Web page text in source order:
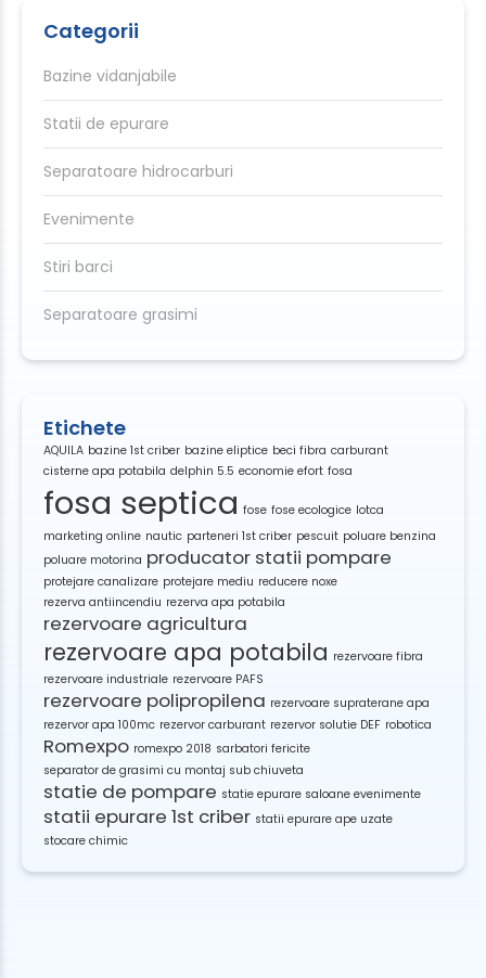
Categorii
Bazine vidanjabile
Statii de epurare
Separatoare hidrocarburi
Evenimente
Stiri barci
Separatoare grasimi
Etichete
AQUILA bazine 1st criber bazine eliptice beci fibra carburant
cisterne apa potabila delphin 5.5 economie efort fosa
fosa septica fose fose ecologice lotca
marketing online nautic parteneri 1st criber pescuit poluare benzina
poluare motorina producator statii pompare
protejare canalizare protejare mediu reducere noxe
rezerva antiincendiu rezerva apa potabila
rezervoare agricultura
rezervoare apa potabila rezervoare fibra
rezervoare industriale rezervoare PAFS
rezervoare polipropilena rezervoare supraterane apa
rezervor apa 100mc rezervor carburant rezervor solutie DEF robotica
Romexpo romexpo 2018 sarbatori fericite
separator de grasimi cu montaj sub chiuveta
statie de pompare statie epurare saloane evenimente
statii epurare 1st criber statii epurare ape uzate
stocare chimic